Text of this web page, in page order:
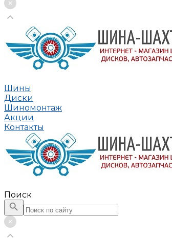
Шины
Диски
Шиномонтаж
Акции
Контакты
Поиск